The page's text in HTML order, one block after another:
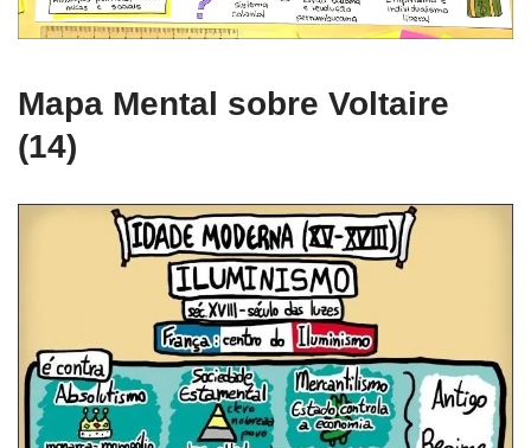
Mapa Mental sobre Voltaire
(14)